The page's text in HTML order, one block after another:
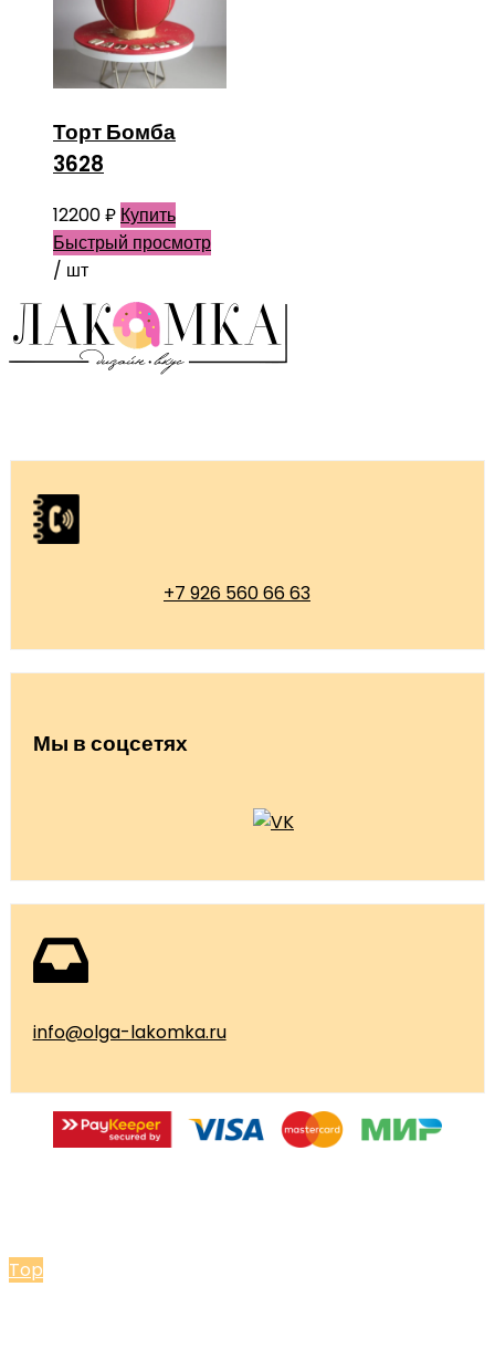
Торт Бомба
3628
12200₽ Купить
Быстрый просмотр
/ шт
+7 926 560 66 63
Мы в соцсетях
info@olga-lakomka.ru
Top